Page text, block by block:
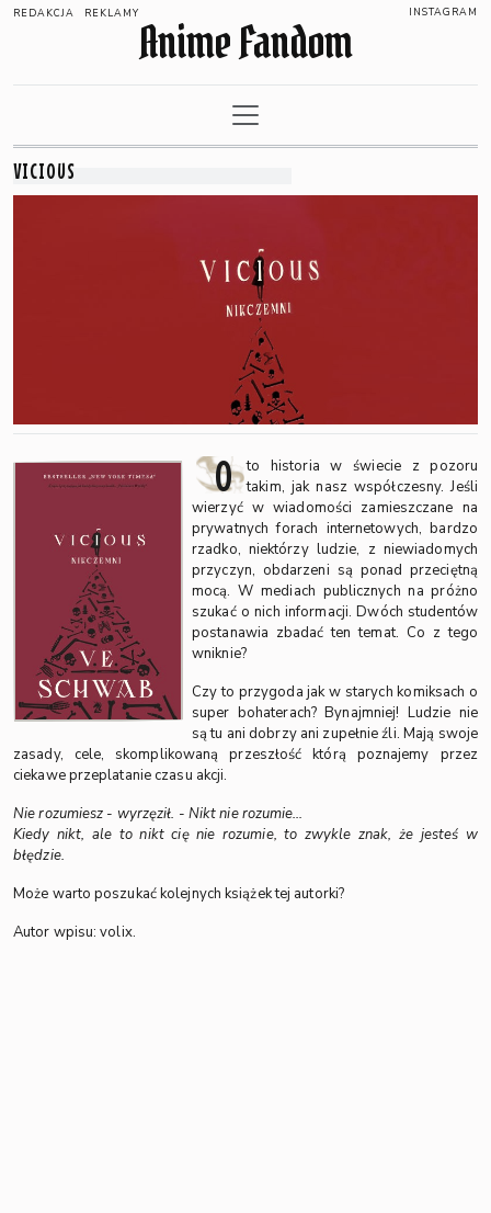
REDAKCJA REKLAMY INSTAGRAM
Anime Fandom
VICIOUS
O
to historia w świecie z pozoru
takim, jak nasz współczesny. Jeśli
wierzyć w wiadomości zamieszczane na
prywatnych forach internetowych, bardzo
rzadko, niektórzy ludzie, z niewiadomych
przyczyn, obdarzeni są ponad przeciętną
mocą. W mediach publicznych na próżno
szukać o nich informacji. Dwóch studentów
postanawia zbadać ten temat. Co z tego
wniknie?
Czy to przygoda jak w starych komiksach o
super bohaterach? Bynajmniej! Ludzie nie
są tu ani dobrzy ani zupełnie źli. Mają swoje
zasady, cele, skomplikowaną przeszłość którą poznajemy przez
ciekawe przeplatanie czasu akcji.
Nie rozumiesz - wyrzęził. - Nikt nie rozumie…
Kiedy nikt, ale to nikt cię nie rozumie, to zwykle znak, że jesteś w
błędzie.
Może warto poszukać kolejnych książek tej autorki?
Autor wpisu: volix.